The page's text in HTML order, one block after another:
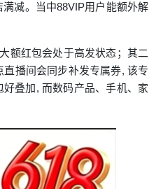
减。当中88VIP用户能额外解
额红包会处于高发状态；其二
播间会同步补发专属券, 该专
叠加, 而数码产品、手机、家